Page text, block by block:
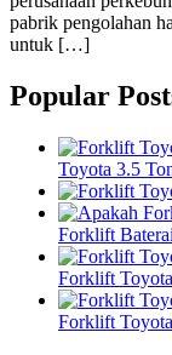
pabrik pengolahan
untuk […]
Popular
Toyota 3.5
Forklift
Forklift
Forklift